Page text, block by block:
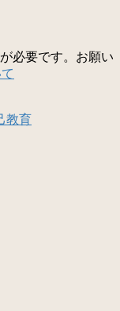
必要です。お願い
教育